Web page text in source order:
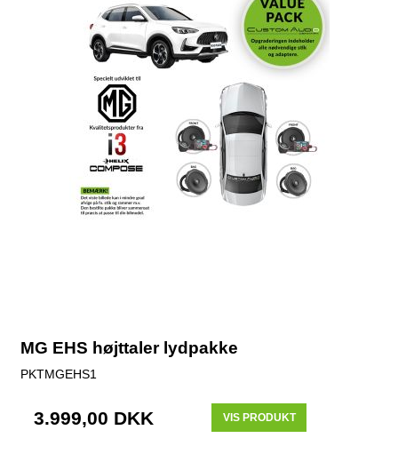
MG EHS højttaler lydpakke
PKTMGEHS1
3.999,00 DKK VIS PRODUKT